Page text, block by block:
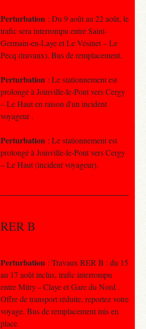
Perturbation : Du 9 août au 22 août, le
trafic sera interrompu entre Saint-
Germain-en-Laye et Le Vésinet – Le
Pecq (travaux). Bus de remplacement.
Perturbation : Le stationnement est
prolongé à Joinville-le-Pont vers Cergy
– Le Haut en raison d'un incident
voyageur .
Perturbation : Le stationnement est
prolongé à Joinville-le-Pont vers Cergy
– Le Haut (incident voyageur).
RER B
Perturbation : Travaux RER B : du 15
au 17 août inclus, trafic interrompu
entre Mitry – Claye et Gare du Nord .
Offre de transport réduite, reportez votre
voyage. Bus de remplacement mis en
place.